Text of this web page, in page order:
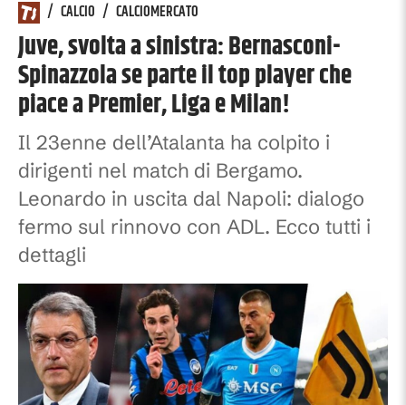
/ CALCIO / CALCIOMERCATO
Juve, svolta a sinistra: Bernasconi-
Spinazzola se parte il top player che
piace a Premier, Liga e Milan!
Il 23enne dell’Atalanta ha colpito i
dirigenti nel match di Bergamo.
Leonardo in uscita dal Napoli: dialogo
fermo sul rinnovo con ADL. Ecco tutti i
dettagli